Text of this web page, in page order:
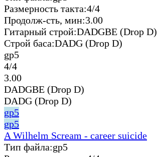
Размерность такта:4/4
Продолж-сть, мин:3.00
Гитарный строй:DADGBE (Drop D)
Строй баса:DADG (Drop D)
gp5
4/4
3.00
DADGBE (Drop D)
DADG (Drop D)
gp5
gp5
A Wilhelm Scream - career suicide
Тип файла:gp5